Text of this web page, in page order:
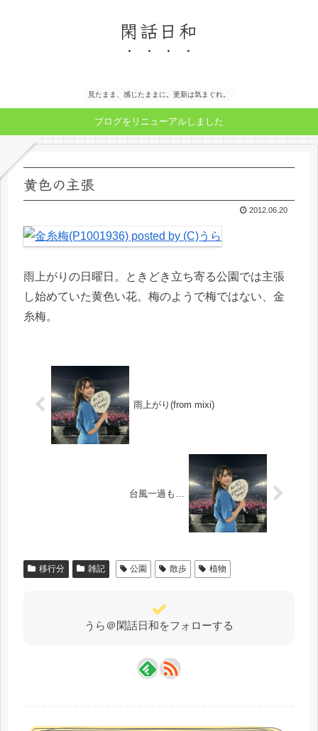
閑話日和
見たまま、感じたままに。更新は気まぐれ。
ブログをリニューアルしました
黄色の主張
2012.06.20
雨上がりの日曜日。ときどき立ち寄る公園では主張
し始めていた黄色い花。梅のようで梅ではない、金
糸梅。
雨上がり(from mixi)
台風一過も…
移行分 雑記 公園 散歩 植物
うら＠閑話日和をフォローする